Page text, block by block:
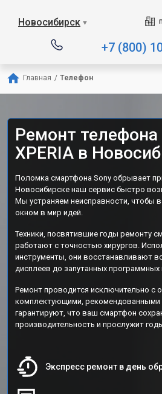
Новосибирск ▼
+7 (800)
Главная / Телефон
Ремонт телефона
XPERIA в
Поломка смартфона Sony обрывает
Новосибирске наш сервис быстро
Мы устраняем неисправности, чтобы
окном в мир идей.
Техники, посвятившие годы ремонту
работают с точностью хирургов.
инструменты, они восстанавливают
дисплеев до запутанных программных
Ремонт проводится исключительно с
комплектующими, рекомендованными
гарантируют, что ваш смартфон
производительность и прослужит
Экспресс ремонт в день